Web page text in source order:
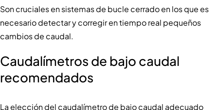
Son cruciales en sistemas de bucle cerrado en los que es
necesario detectar y corregir en tiempo real pequeños
cambios de caudal.
Caudalímetros de bajo caudal
recomendados
La elección del caudalímetro de bajo caudal adecuado